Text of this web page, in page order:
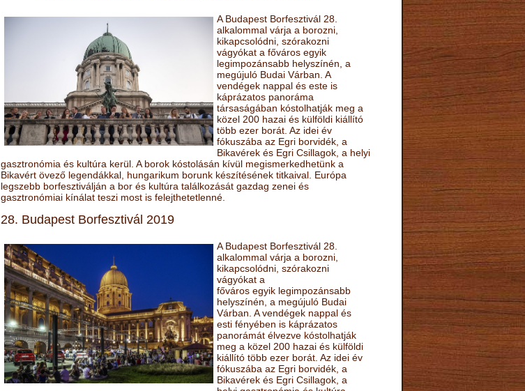
A Budapest Borfesztivál 28.
alkalommal várja a borozni,
kikapcsolódni, szórakozni
vágyókat a főváros egyik
legimpozánsabb helyszínén, a
megújuló Budai Várban. A
vendégek nappal és este is
káprázatos panoráma
társaságában kóstolhatják meg a
közel 200 hazai és külföldi kiállító
több ezer borát. Az idei év
fókuszába az Egri borvidék, a
Bikavérek és Egri Csillagok, a helyi
gasztronómia és kultúra kerül. A borok kóstolásán kívül megismerkedhetünk a
Bikavért övező legendákkal, hungarikum borunk készítésének titkaival. Európa
legszebb borfesztiválján a bor és kultúra találkozását gazdag zenei és
gasztronómiai kínálat teszi most is felejthetetlenné.
28. Budapest Borfesztivál 2019
A Budapest Borfesztivál 28.
alkalommal várja a borozni,
kikapcsolódni, szórakozni
vágyókat a
főváros egyik legimpozánsabb
helyszínén, a megújuló Budai
Várban. A vendégek nappal és
esti fényében is káprázatos
panorámát élvezve kóstolhatják
meg a közel 200 hazai és külföldi
kiállító több ezer borát. Az idei év
fókuszába az Egri borvidék, a
Bikavérek és Egri Csillagok, a